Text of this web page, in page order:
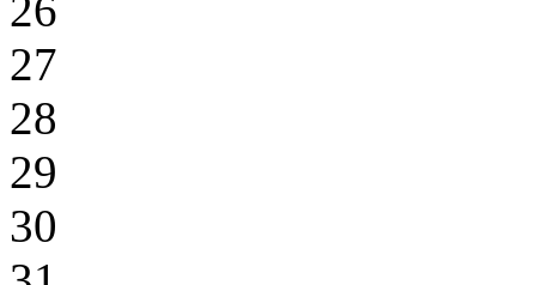
26
27
28
29
30